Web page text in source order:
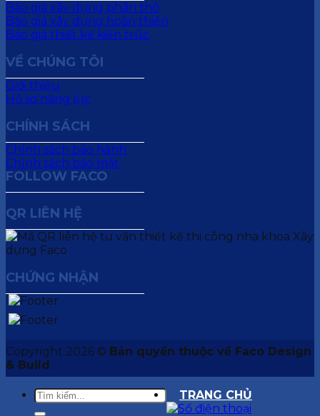
Báo giá xây dựng phần thô
Báo giá xây dựng hoàn thiện
Báo giá thiết kế kiến trúc
VỀ CHÚNG TÔI
Giới thiệu
Hồ sơ năng lực
CHÍNH SÁCH
Chính sách bảo hành
Chính sách bảo mật
FOLLOW FACO
QR LIÊN HỆ
CHỨNG NHẬN
Copyright 2026 © Bản quyền thuộc về Faco Design
& Build
TRANG CHỦ